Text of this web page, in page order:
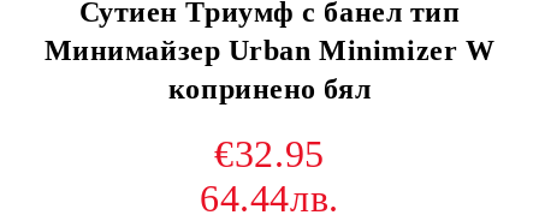
Сутиен Триумф с банел тип
Минимайзер Urban Minimizer W
копринено бял
€32.95
64.44лв.